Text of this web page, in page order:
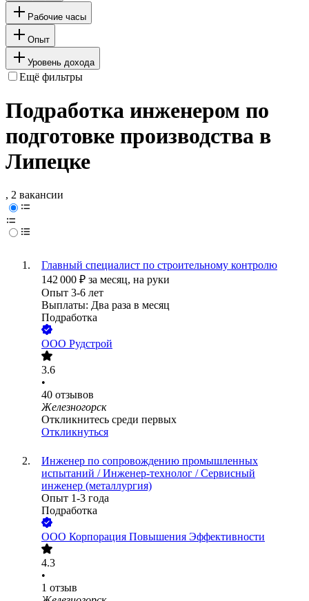
Рабочие часы
Опыт
Уровень дохода
Ещё фильтры
Подработка инженером по
подготовке производства в
Липецке
, 2 вакансии
Главный специалист по строительному контролю
142 000 ₽ за месяц, на руки
Опыт 3-6 лет
Выплаты: Два раза в месяц
Подработка
ООО Рудстрой
3.6
•
40 отзывов
Железногорск
Откликнитесь среди первых
Откликнуться
Инженер по сопровождению промышленных
испытаний / Инженер-технолог / Сервисный
инженер (металлургия)
Опыт 1-3 года
Подработка
ООО Корпорация Повышения Эффективности
4.3
•
1 отзыв